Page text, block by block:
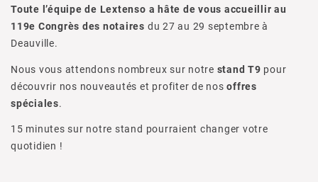
Toute l’équipe de Lextenso a hâte de vous accueillir au
119e Congrès des notaires du 27 au 29 septembre à
Deauville.
Nous vous attendons nombreux sur notre stand T9 pour
découvrir nos nouveautés et profiter de nosoffres
spéciales.
15 minutes sur notre stand pourraient changer votre
quotidien !